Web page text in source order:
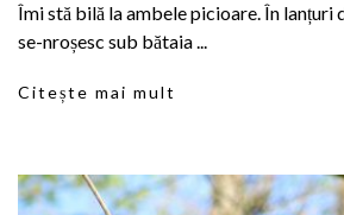
Îmi stă bilă la ambele picioare. În lanțuri
se-nroșesc sub bătaia ...
Citește mai mult